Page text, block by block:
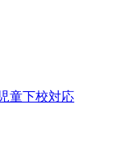
童下校対応